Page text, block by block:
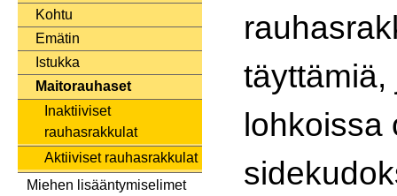
Kohtu
Emätin
Istukka
Maitorauhaset
Inaktiiviset
rauhasrakkulat
Aktiiviset rauhasrakkulat
Miehen lisääntymiselimet
täyttämiä,
lohkoissa